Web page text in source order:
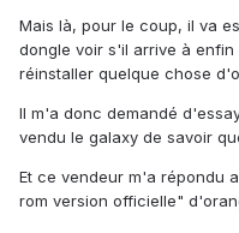
Mais là, pour le coup, il va
dongle voir s'il arrive à
réinstaller quelque chose
Il m'a donc demandé
vendu le galaxy de savoir
Et ce vendeur m'a répondu
rom version officielle"